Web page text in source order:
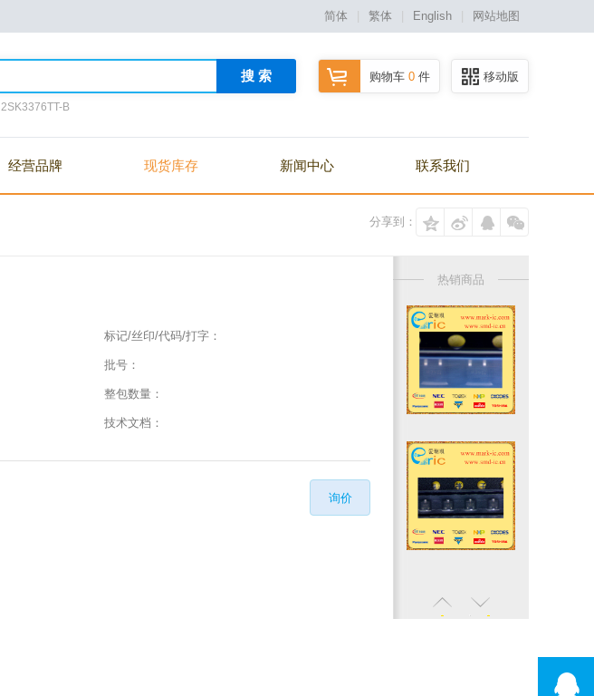
简体 繁体 English 网站地图
移动版
购物车 0 件
搜 索
2SK3376TT-B
经营品牌 现货库存 新闻中心 联系我们
分享到：
标记/丝印/代码/打字：
批号：
整包数量：
技术文档：
询价
热销商品